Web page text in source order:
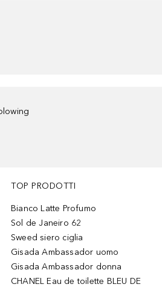
TOP PRODOTTI
Bianco Latte Profumo
Sol de Janeiro 62
Sweed siero ciglia
Gisada Ambassador uomo
Gisada Ambassador donna
CHANEL Eau de toilette BLEU DE